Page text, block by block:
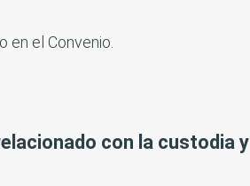
el Convenio.
con la custodia y